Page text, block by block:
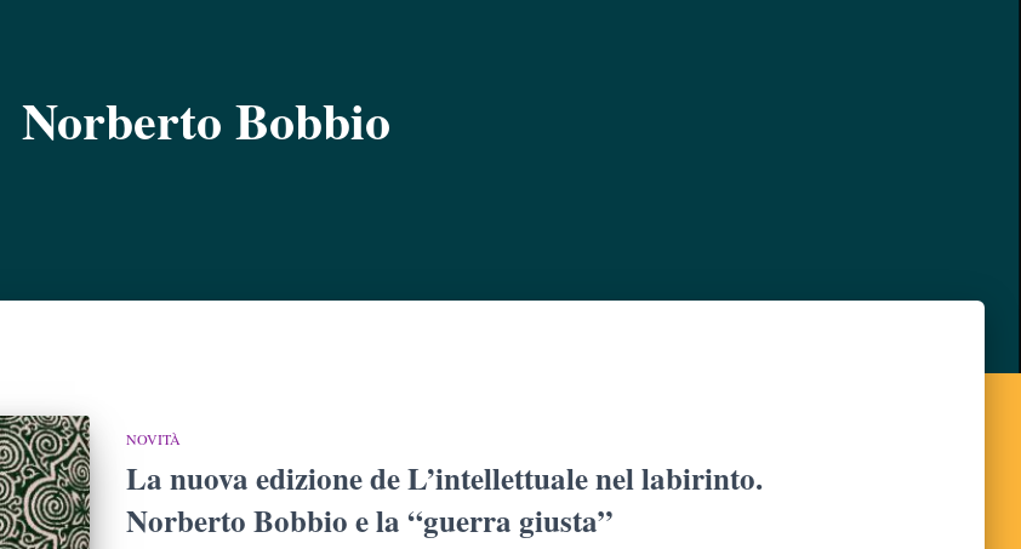
Norberto Bobbio
NOVITÀ
La nuova edizione de L’intellettuale nel labirinto.
Norberto Bobbio e la “guerra giusta”